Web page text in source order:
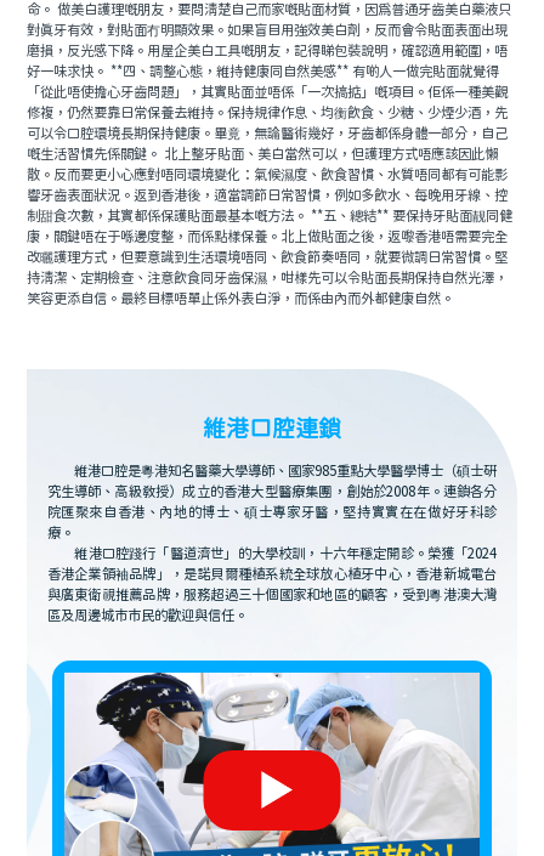
命。 做美白護理嘅朋友，要問清楚自己而家嘅貼面材質，因為普通牙齒美白藥液只
對真牙有效，對貼面冇明顯效果。如果盲目用強效美白劑，反而會令貼面表面出現
磨損，反光感下降。用屋企美白工具嘅朋友，記得睇包裝說明，確認適用範圍，唔
好一味求快。 **四、調整心態，維持健康同自然美感** 有啲人一做完貼面就覺得
「從此唔使擔心牙齒問題」，其實貼面並唔係「一次搞掂」嘅項目。佢係一種美觀
修複，仍然要靠日常保養去維持。保持規律作息、均衡飲食、少糖、少煙少酒，先
可以令口腔環境長期保持健康。畢竟，無論醫術幾好，牙齒都係身體一部分，自己
嘅生活習慣先係關鍵。 北上整牙貼面、美白當然可以，但護理方式唔應該因此懶
散。反而要更小心應對唔同環境變化：氣候濕度、飲食習慣、水質唔同都有可能影
響牙齒表面狀況。返到香港後，適當調節日常習慣，例如多飲水、每晚用牙線、控
制甜食次數，其實都係保護貼面最基本嘅方法。 **五、總結** 要保持牙貼面靓同健
康，關鍵唔在于喺邊度整，而係點樣保養。北上做貼面之後，返嚟香港唔需要完全
改曬護理方式，但要意識到生活環境唔同、飲食節奏唔同，就要微調日常習慣。堅
持清潔、定期檢查、注意飲食同牙齒保濕，咁樣先可以令貼面長期保持自然光澤，
笑容更添自信。最終目標唔單止係外表白淨，而係由內而外都健康自然。
維港口腔連鎖
維港口腔是粵港知名醫藥大學導師、國家985重點大學醫學博士（碩士研
究生導師、高級教授）成立的香港大型醫療集團，創始於2008年。連鎖各分
院匯聚來自香港、內地的博士、碩士專家牙醫，堅持實實在在做好牙科診
療。
維港口腔踐行「醫道濟世」的大學校訓，十六年穩定開診。榮獲「2024
香港企業領袖品牌」，是諾貝爾種植系統全球放心植牙中心，香港新城電台
與廣東衛視推薦品牌，服務超過三十個國家和地區的顧客，受到粵港澳大灣
區及周邊城市市民的歡迎與信任。